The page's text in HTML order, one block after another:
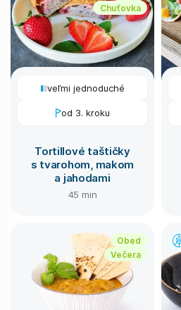
Chuťovka
veľmi jednoduché
od 3. kroku
Tortillové taštičky
s tvarohom, makom
a jahodami
45 min
Obed
Večera